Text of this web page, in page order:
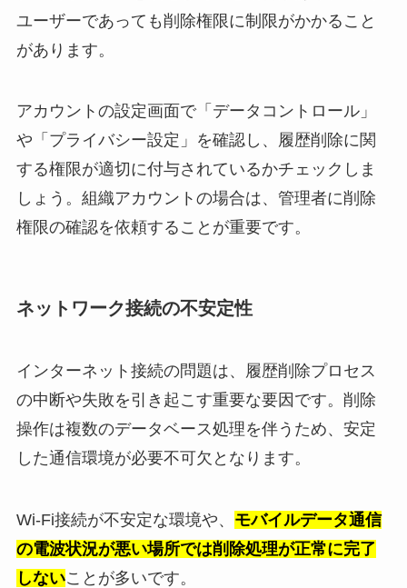
ユーザーであっても削除権限に制限がかかること
があります。
アカウントの設定画面で「データコントロール」
や「プライバシー設定」を確認し、履歴削除に関
する権限が適切に付与されているかチェックしま
しょう。組織アカウントの場合は、管理者に削除
権限の確認を依頼することが重要です。
ネットワーク接続の不安定性
インターネット接続の問題は、履歴削除プロセス
の中断や失敗を引き起こす重要な要因です。削除
操作は複数のデータベース処理を伴うため、安定
した通信環境が必要不可欠となります。
Wi-Fi接続が不安定な環境や、 モバイルデータ通信
の電波状況が悪い場所では削除処理が正常に完了
しないことが多いです。